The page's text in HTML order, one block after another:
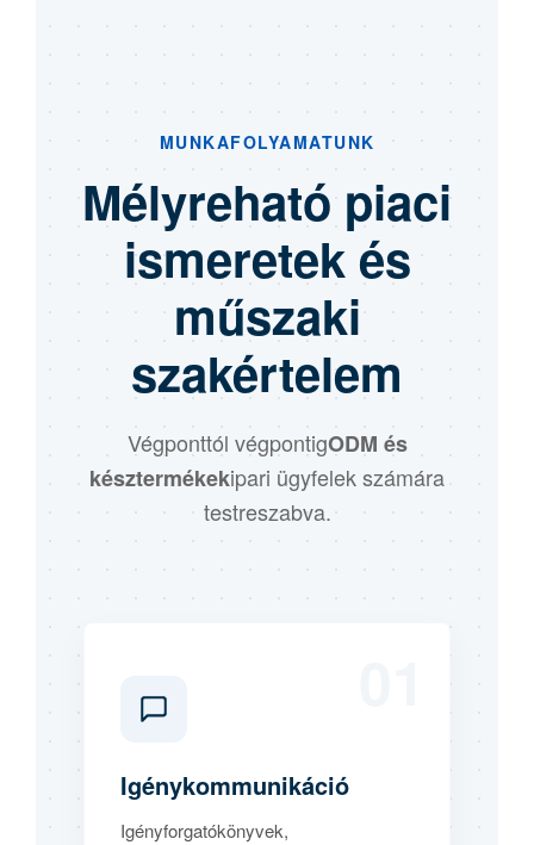
MUNKAFOLYAMATUNK
Mélyreható piaci
ismeretek és
műszaki
szakértelem
Végponttól végpontigODM és
késztermékekipari ügyfelek számára
testreszabva.
Igénykommunikáció
Igényforgatókönyvek,